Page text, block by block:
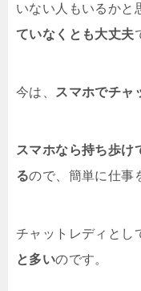
トレディというとパ
信しながら稼ぐイメ
いない人もいるかと
ていなくとも大丈夫
今は、 スマホでチャ
スマホなら持ち歩け
るので、簡単に仕事
チャットレディとし
と多いのです。